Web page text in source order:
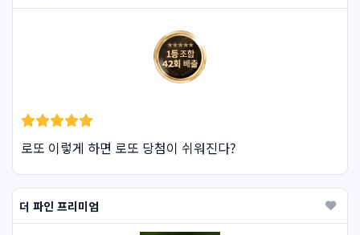
로또 이렇게 하면 로또 당첨이 쉬워진다?
더 파인 프리미엄